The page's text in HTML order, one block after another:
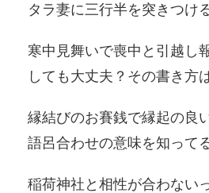
タラ妻に三行半を突きつけ
寒中見舞いで喪中と引越し
しても大丈夫？その書き方
縁結びのお賽銭で縁起の良
語呂合わせの意味を知って
稲荷神社と相性が合わない